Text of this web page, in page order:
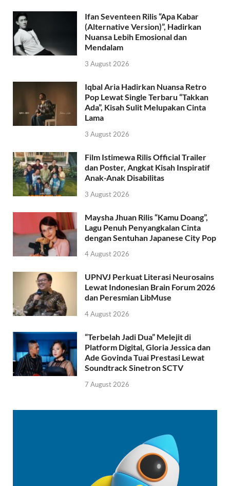
Ifan Seventeen Rilis “Apa Kabar
(Alternative Version)”, Hadirkan
Nuansa Lebih Emosional dan
Mendalam
3 August 2026
Iqbal Aria Hadirkan Nuansa Retro
Pop Lewat Single Terbaru “Takkan
Ada”, Kisah Sulit Melupakan Cinta
Lama
3 August 2026
Film Istimewa Rilis Official Trailer
dan Poster, Angkat Kisah Inspiratif
Anak-Anak Disabilitas
3 August 2026
Maysha Jhuan Rilis “Kamu Doang”,
Lagu Penuh Penyangkalan Cinta
dengan Sentuhan Japanese City Pop
4 August 2026
UPNVJ Perkuat Literasi Neurosains
Lewat Indonesian Brain Forum 2026
dan Peresmian LibMuse
4 August 2026
“Terbelah Jadi Dua” Melejit di
Platform Digital, Gloria Jessica dan
Ade Govinda Tuai Prestasi Lewat
Soundtrack Sinetron SCTV
7 August 2026